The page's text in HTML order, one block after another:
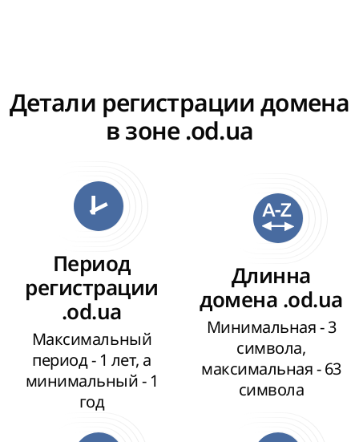
Детали регистрации домена
в зоне .od.ua
Период
регистрации
.od.ua
Максимальный
период - 1 лет, а
минимальный - 1
год
Длинна
домена .od.ua
Минимальная - 3
символа,
максимальная - 63
символа